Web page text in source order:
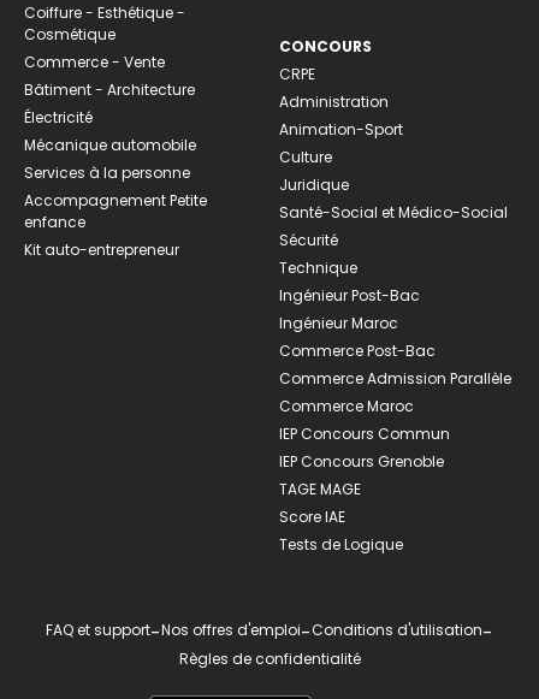
Coiffure - Esthétique -
Cosmétique
Commerce - Vente
Bâtiment - Architecture
Électricité
Mécanique automobile
Services à la personne
Accompagnement Petite
enfance
Kit auto-entrepreneur
CONCOURS
CRPE
Administration
Animation-Sport
Culture
Juridique
Santé-Social et Médico-Social
Sécurité
Technique
Ingénieur Post-Bac
Ingénieur Maroc
Commerce Post-Bac
Commerce Admission Parallèle
Commerce Maroc
IEP Concours Commun
IEP Concours Grenoble
TAGE MAGE
Score IAE
Tests de Logique
FAQ et support-Nos offres d'emploi-Conditions d'utilisation-
Règles de confidentialité